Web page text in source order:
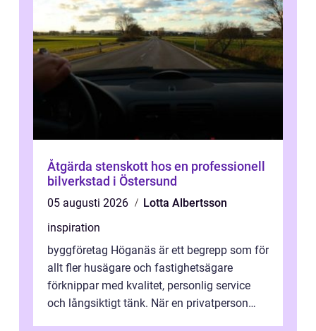
Åtgärda stenskott hos en professionell
bilverkstad i Östersund
05 augusti 2026
Lotta Albertsson
inspiration
byggföretag Höganäs är ett begrepp som för
allt fler husägare och fastighetsägare
förknippar med kvalitet, personlig service
och långsiktigt tänk. När en privatperson